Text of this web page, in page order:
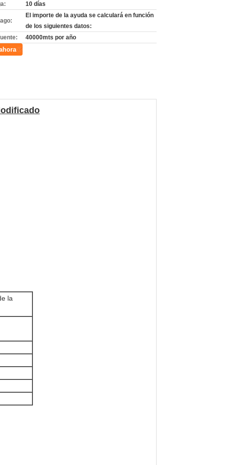
10 días
El importe de la ayuda se calculará en función
de los siguientes datos:
40000mts por año
la